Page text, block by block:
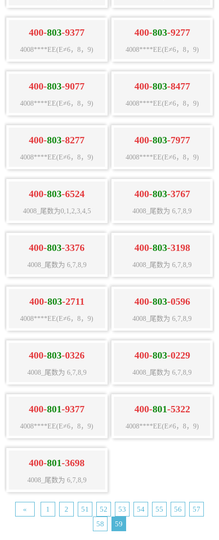
400-803-9377
4008****EE(E≠6，8，9)
400-803-9277
4008****EE(E≠6，8，9)
400-803-9077
4008****EE(E≠6，8，9)
400-803-8477
4008****EE(E≠6，8，9)
400-803-8277
4008****EE(E≠6，8，9)
400-803-7977
4008****EE(E≠6，8，9)
400-803-6524
4008_尾数为0,1,2,3,4,5
400-803-3767
4008_尾数为 6,7,8,9
400-803-3376
4008_尾数为 6,7,8,9
400-803-3198
4008_尾数为 6,7,8,9
400-803-2711
4008****EE(E≠6，8，9)
400-803-0596
4008_尾数为 6,7,8,9
400-803-0326
4008_尾数为 6,7,8,9
400-803-0229
4008_尾数为 6,7,8,9
400-801-9377
4008****EE(E≠6，8，9)
400-801-5322
4008****EE(E≠6，8，9)
400-801-3698
4008_尾数为 6,7,8,9
« 1 2 51 52 53 54 55 56
57
58
59